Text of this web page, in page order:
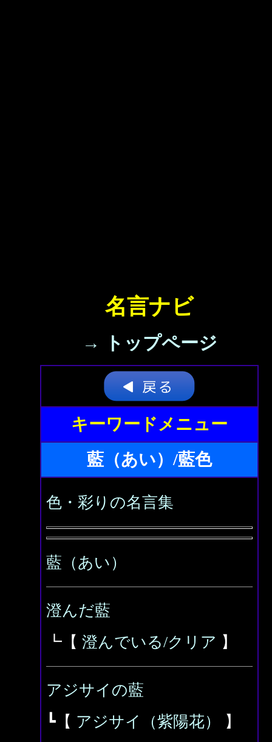
名言ナビ
→ トップページ
キーワードメニュー
藍（あい）/藍色
色・彩りの名言集
藍（あい）
澄んだ藍
┗【 澄んでいる/クリア 】
アジサイの藍
┗【 アジサイ（紫陽花） 】